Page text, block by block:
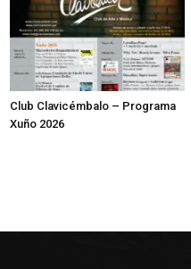
Club Clavicémbalo – Programa
Xuño 2026